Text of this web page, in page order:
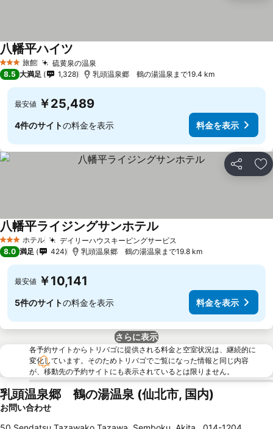
3 ホテルのランク
旅館 硫黄泉の温泉
八幡平ハイツ
8.5 大満足 1,328 乳頭温泉郷 鶴の湯温泉まで19.4 km
最安値 ￥25,489
4件のサイトの料金を表示 料金を表示
シェア お
3 ホテルのランク
ホテル デイリーハウスキーピングサービス
八幡平ライジングサンホテル
8.0 満足 424 乳頭温泉郷 鶴の湯温泉まで19.8 km
最安値 ￥10,141
5件のサイトの料金を表示 料金を表示
さらに表示
各予約サイトからトリバゴに提供される料金と空室状況は、継続的に
変化しています。そのためトリバゴでご覧になった情報と同じ内容
が、移動先の予約サイトにも表示されているとは限りません。
乳頭温泉郷 鶴の湯温泉 (仙北市, 国内)
お問い合わせ